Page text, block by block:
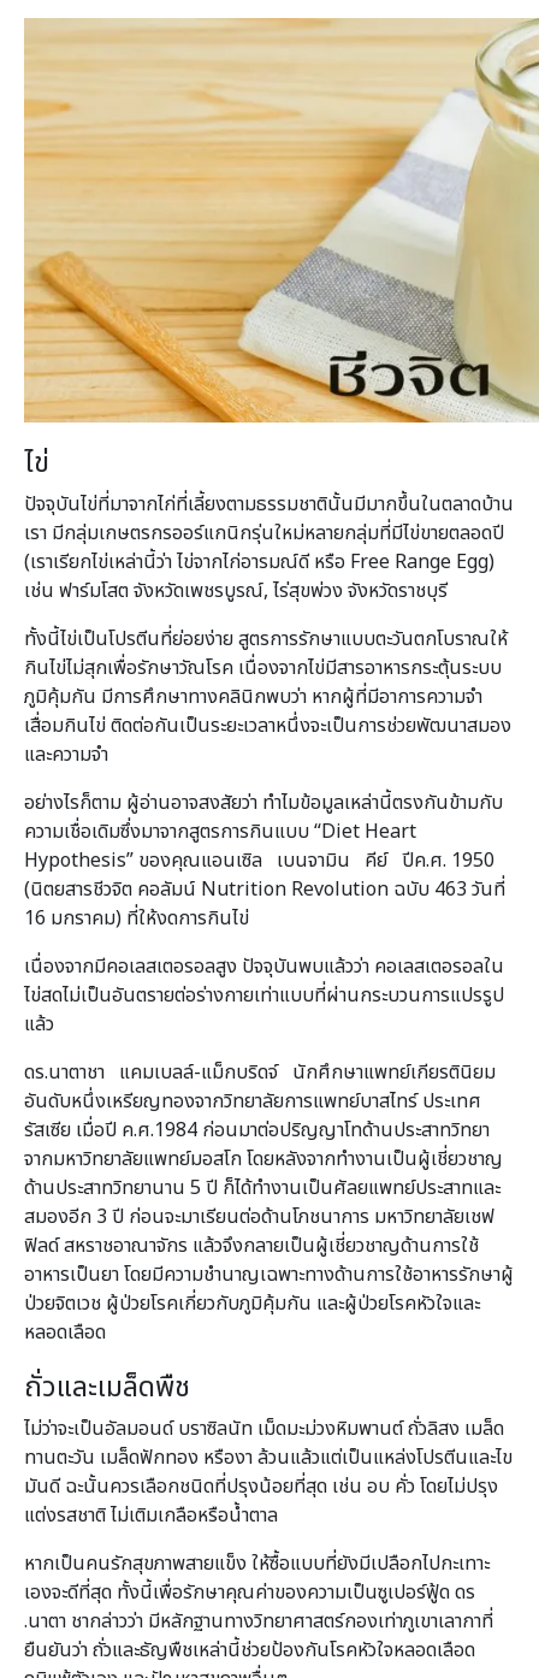
ไข่
ปัจจุบันไข่ที่มาจากไก่ที่เลี้ยงตามธรรมชาตินั้นมีมากขึ้นในตลาดบ้าน
เรา มีกลุ่มเกษตรกรออร์แกนิกรุ่นใหม่หลายกลุ่มที่มีไข่ขายตลอดปี
(เราเรียกไข่เหล่านี้ว่า ไข่จากไก่อารมณ์ดี หรือ Free Range Egg)
เช่น ฟาร์มโสต จังหวัดเพชรบูรณ์, ไร่สุขพ่วง จังหวัดราชบุรี
ทั้งนี้ไข่เป็นโปรตีนที่ย่อยง่าย สูตรการรักษาแบบตะวันตกโบราณให้
กินไข่ไม่สุกเพื่อรักษาวัณโรค เนื่องจากไข่มีสารอาหารกระตุ้นระบบ
ภูมิคุ้มกัน มีการศึกษาทางคลินิกพบว่า หากผู้ที่มีอาการความจำ
เสื่อมกินไข่ ติดต่อกันเป็นระยะเวลาหนึ่งจะเป็นการช่วยพัฒนาสมอง
และความจำ
อย่างไรก็ตาม ผู้อ่านอาจสงสัยว่า ทำไมข้อมูลเหล่านี้ตรงกันข้ามกับ
ความเชื่อเดิมซึ่งมาจากสูตรการกินแบบ “Diet Heart
Hypothesis” ของคุณแอนเซิล เบนจามิน คีย์ ปีค.ศ. 1950
(นิตยสารชีวจิต คอลัมน์ Nutrition Revolution ฉบับ 463 วันที่
16 มกราคม) ที่ให้งดการกินไข่
เนื่องจากมีคอเลสเตอรอลสูง ปัจจุบันพบแล้วว่า คอเลสเตอรอลใน
ไข่สดไม่เป็นอันตรายต่อร่างกายเท่าแบบที่ผ่านกระบวนการแปรรูป
แล้ว
ดร.นาตาชา แคมเบลล์-แม็กบริดจ์ นักศึกษาแพทย์เกียรตินิยม
อันดับหนึ่งเหรียญทองจากวิทยาลัยการแพทย์บาสไทร์ ประเทศ
รัสเซีย เมื่อปี ค.ศ.1984 ก่อนมาต่อปริญญาโทด้านประสาทวิทยา
จากมหาวิทยาลัยแพทย์มอสโก โดยหลังจากทำงานเป็นผู้เชี่ยวชาญ
ด้านประสาทวิทยานาน 5 ปี ก็ได้ทำงานเป็นศัลยแพทย์ประสาทและ
สมองอีก 3 ปี ก่อนจะมาเรียนต่อด้านโภชนาการ มหาวิทยาลัยเชฟ
ฟิลด์ สหราชอาณาจักร แล้วจึงกลายเป็นผู้เชี่ยวชาญด้านการใช้
อาหารเป็นยา โดยมีความชำนาญเฉพาะทางด้านการใช้อาหารรักษาผู้
ป่วยจิตเวช ผู้ป่วยโรคเกี่ยวกับภูมิคุ้มกัน และผู้ป่วยโรคหัวใจและ
หลอดเลือด
ถั่วและเมล็ดพืช
ไม่ว่าจะเป็นอัลมอนด์ บราซิลนัท เม็ดมะม่วงหิมพานต์ ถั่วลิสง เมล็ด
ทานตะวัน เมล็ดฟักทอง หรืองา ล้วนแล้วแต่เป็นแหล่งโปรตีนและไข
มันดี ฉะนั้นควรเลือกชนิดที่ปรุงน้อยที่สุด เช่น อบ คั่ว โดยไม่ปรุง
แต่งรสชาติ ไม่เติมเกลือหรือน้ำตาล
หากเป็นคนรักสุขภาพสายแข็ง ให้ซื้อแบบที่ยังมีเปลือกไปกะเทาะ
เองจะดีที่สุด ทั้งนี้เพื่อรักษาคุณค่าของความเป็นซูเปอร์ฟู้ด ดร
.นาตา ชากล่าวว่า มีหลักฐานทางวิทยาศาสตร์กองเท่าภูเขาเลากาที่
ยืนยันว่า ถั่วและธัญพืชเหล่านี้ช่วยป้องกันโรคหัวใจหลอดเลือด